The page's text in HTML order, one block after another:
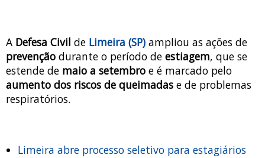
A Defesa Civil de Limeira (SP) ampliou as ações de
prevenção durante o período de estiagem, que se
estende de maio a setembro e é marcado pelo
aumento dos riscos de queimadas e de problemas
respiratórios.
Limeira abre processo seletivo para estagiários